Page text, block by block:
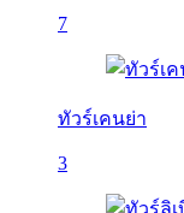
7
ทัวร์เคนย่า
3